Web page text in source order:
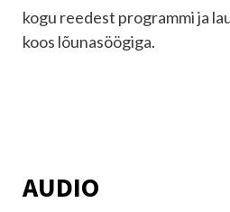
kogu reedest programmi ja
koos lõunasöögiga.
AUDIO